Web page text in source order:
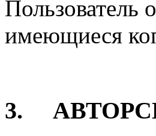
Пользователь
имеющиеся
3.